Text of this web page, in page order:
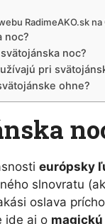
RadimeAKO.sk
noc?
noc?
pri
ohne?
európsky
slnovratu
oslava
ide aj o magickú